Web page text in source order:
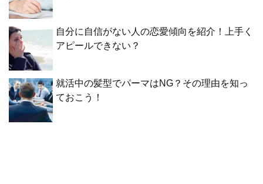
自分に自信がない人の恋愛傾向を紹介！上手く
アピールできない？
就活中の髪型でパーマはNG？その理由を知っ
ておこう！